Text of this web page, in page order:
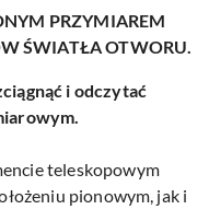
PRZYMIAREM
ŚWIATŁA OTWORU.
i odczytać
teleskopowym
pionowym, jak i